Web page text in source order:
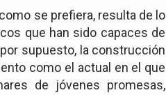
se prefiera, resulta de lo
que han sido capaces de
supuesto, la construcción
como el actual en el que
de jóvenes promesas,